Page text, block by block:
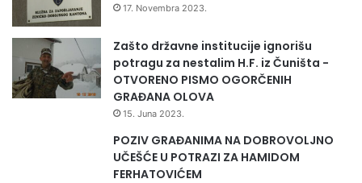
17. Novembra 2023.
Zašto državne institucije ignorišu
potragu za nestalim H.F. iz Čuništa -
OTVORENO PISMO OGORČENIH
GRAĐANA OLOVA
15. Juna 2023.
POZIV GRAĐANIMA NA DOBROVOLJNO
UČEŠĆE U POTRAZI ZA HAMIDOM
FERHATOVIĆEM